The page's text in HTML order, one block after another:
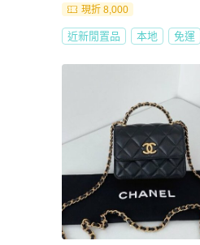
現折 8,000
近新閒置品 本地 免運